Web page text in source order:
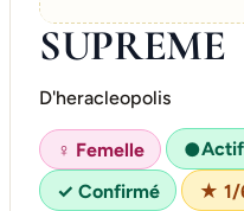
SUPREME
D'heracleopolis
♀ Femelle ●
✓ Confirmé
★ 1/